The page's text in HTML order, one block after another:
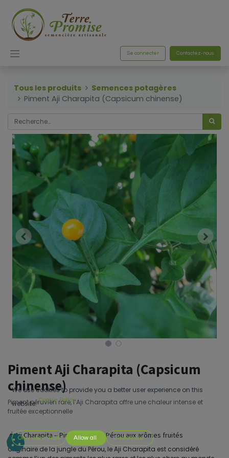
Se connecter Contactez-nous
Tous les produits
Semences potagères
Piment Aji Charapita (Capsicum chinense)
Piment Aji Charapita (Capsicum
chinense)
Piment péruvien rare, l’Aji Charapita offre une chaleur intense et
fruitée exceptionnelle
🌶️ Aji Charapita – Piment rare du Pérou aux arômes fruités
Originaire de la jungle du Pérou, le Aji Charapita est considéré
We use cookies to provide you a better user experience on this
website. Cookie Policy
Only essentials Allow all Customize